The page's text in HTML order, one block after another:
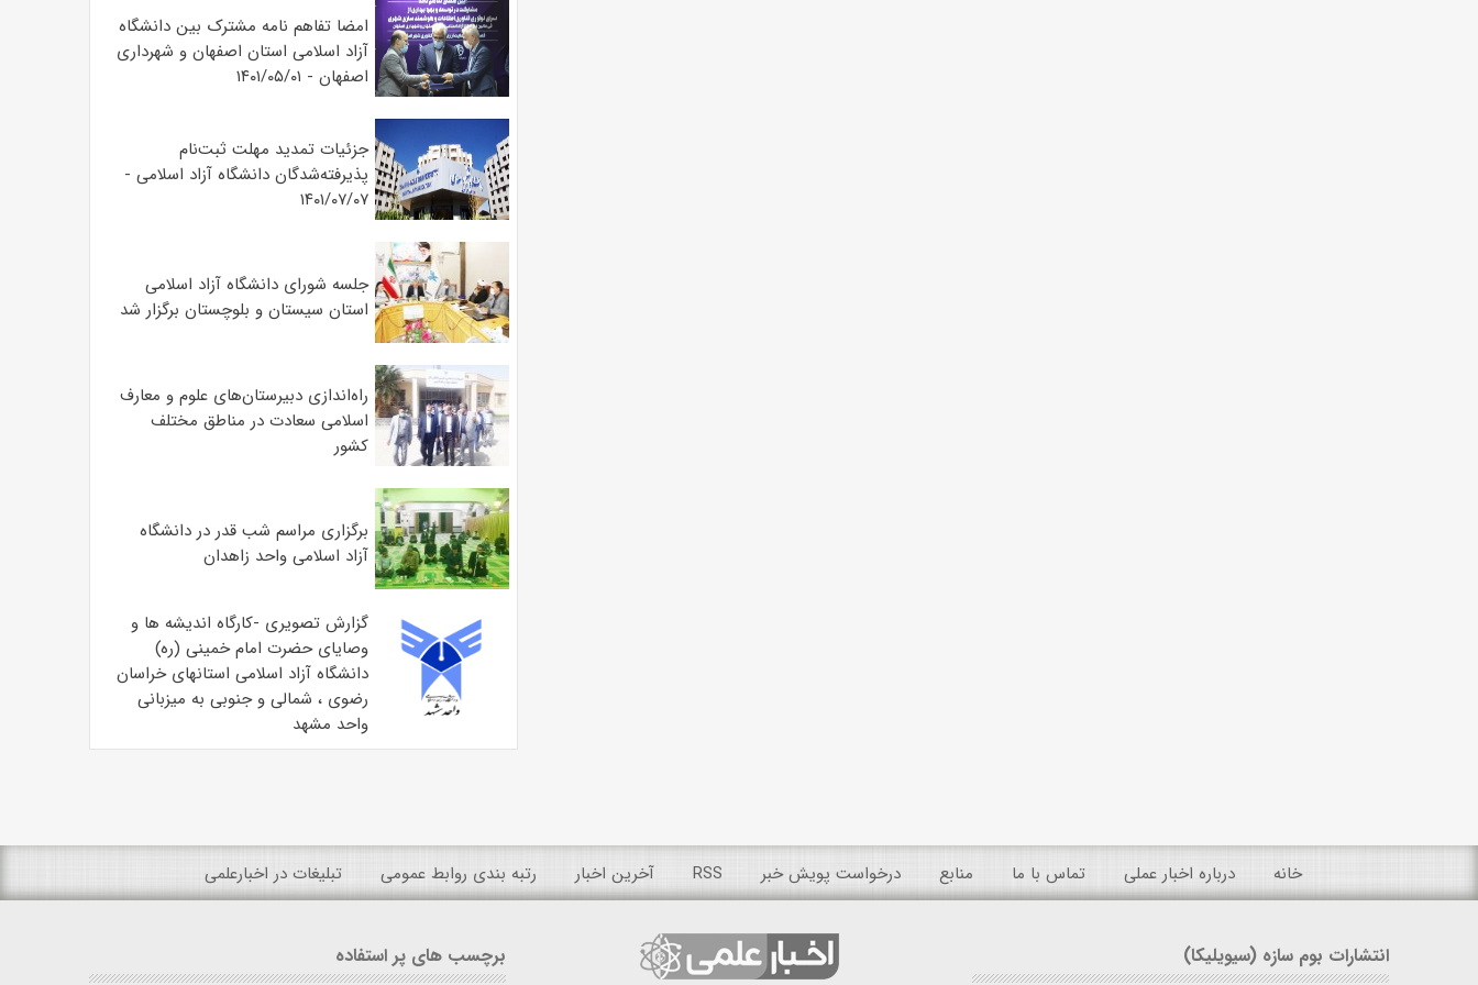
امضا تفاهم نامه مشترک بین دانشگاه
آزاد اسلامی استان اصفهان و شهرداری
اصفهان - ۱۴۰۱/۰۵/۰۱
جزئیات تمدید مهلت ثبت‌نام
پذیرفته‌شدگان دانشگاه آزاد اسلامی -
۱۴۰۱/۰۷/۰۷
جلسه شورای دانشگاه آزاد اسلامی
استان سیستان و بلوچستان برگزار شد
‌راه‌اندازی دبیرستان‌های علوم و معارف
اسلامی سعادت در مناطق مختلف
کشور
برگزاری مراسم شب قدر در دانشگاه
آزاد اسلامی واحد زاهدان
گزارش تصویری -کارگاه اندیشه ها و
وصایای حضرت امام خمینی (ره)
دانشگاه آزاد اسلامی استانهای خراسان
رضوی ، شمالی و جنوبی به میزبانی
واحد مشهد
خانه درباره اخبار عملی تماس با ما منابع درخواست پویش خبر RSS آخرین اخبار رتبه بندی روابط عمومی تبلیغات در اخبارعلمی
انتشارات بوم سازه (سیویلیکا) برچسب های پر استفاده